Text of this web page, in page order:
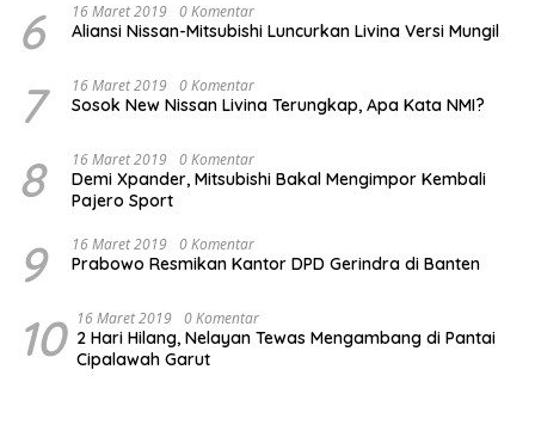
6 16 Maret 2019 0 Komentar
Aliansi Nissan-Mitsubishi Luncurkan Livina Versi Mungil
7 16 Maret 2019 0 Komentar
Sosok New Nissan Livina Terungkap, Apa Kata NMI?
8 16 Maret 2019 0 Komentar
Demi Xpander, Mitsubishi Bakal Mengimpor Kembali
Pajero Sport
9 16 Maret 2019 0 Komentar
Prabowo Resmikan Kantor DPD Gerindra di Banten
10 16 Maret 2019 0 Komentar
2 Hari Hilang, Nelayan Tewas Mengambang di Pantai
Cipalawah Garut